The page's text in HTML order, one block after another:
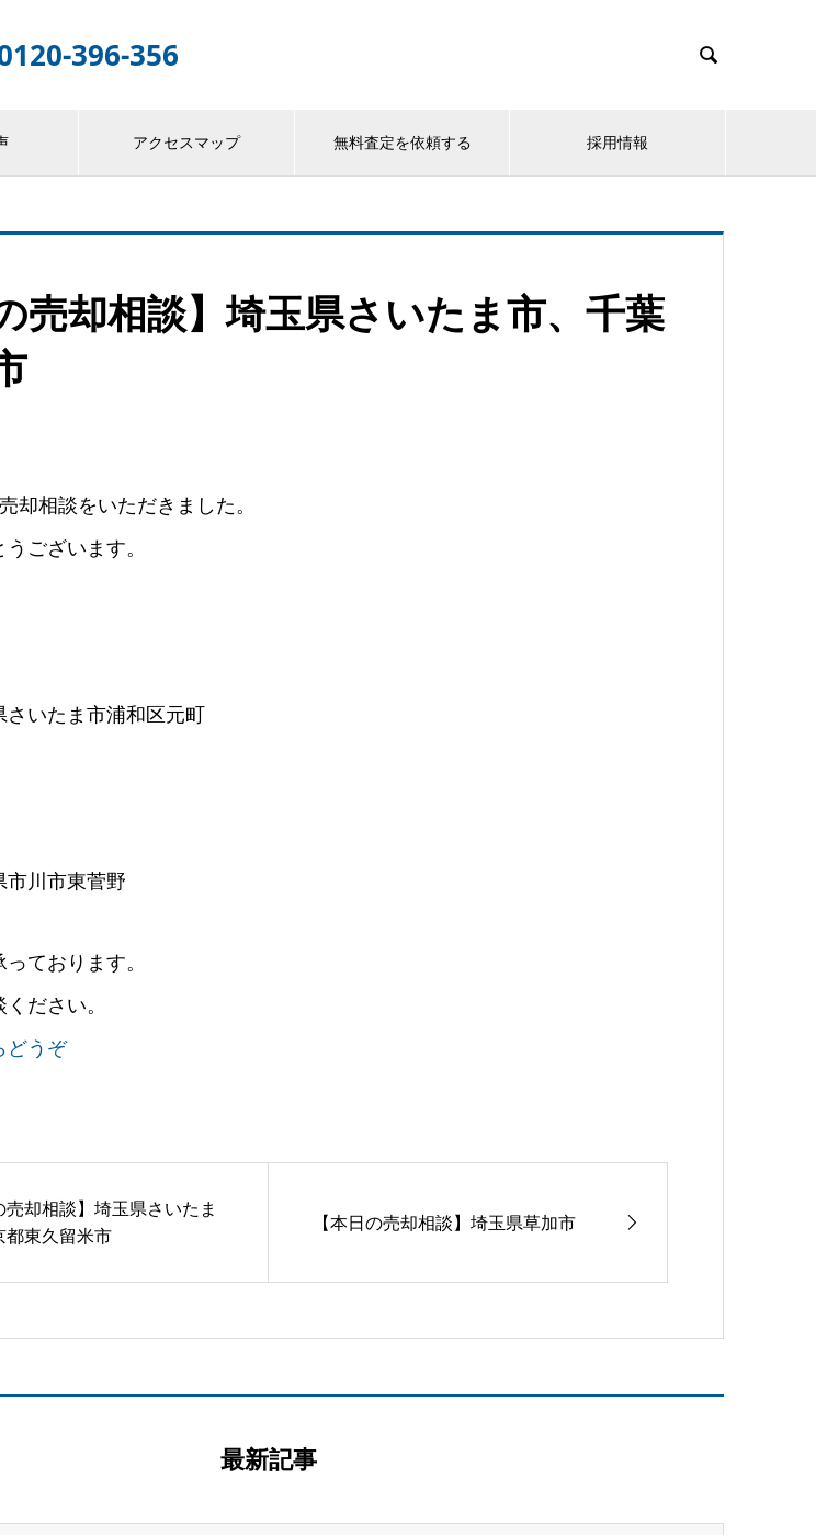
396-356 
アクセスマップ 無料査定を依頼する 採用情報
売却相談】埼玉県さいたま市、千葉
却相談をいただきました。
ございます。
さいたま市浦和区元町
市川市東菅野
ております。
ださい。
どうぞ
売却相談】埼玉県さいたま
都東久留米市
【本日の売却相談】埼玉県草加市
最新記事